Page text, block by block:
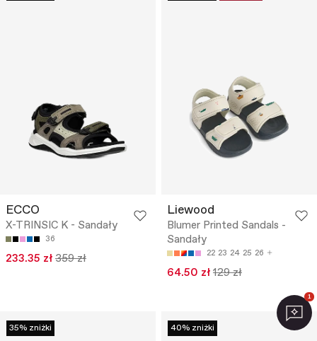
ECCO
X-TRINSIC K - Sandały
36
233.35 zł 359 zł
Liewood
Blumer Printed Sandals -
Sandały
22 23 24 25 26
64.50 zł 129 zł
35% zniżki 40% zniżki
1